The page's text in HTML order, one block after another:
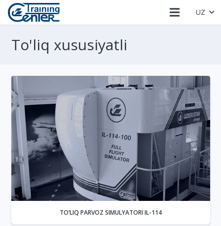
UZ
To'liq xususiyatli
TO’LIQ PARVOZ SIMULYATORI IL-114